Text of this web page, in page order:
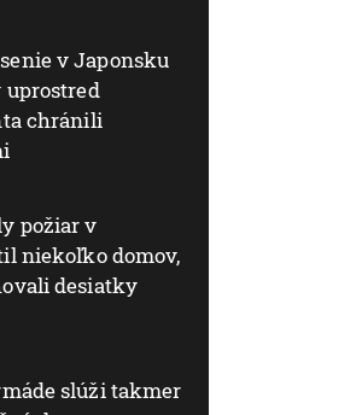
v Japonsku
chránili
požiar v
niekoľko domov,
desiatky
slúži takmer